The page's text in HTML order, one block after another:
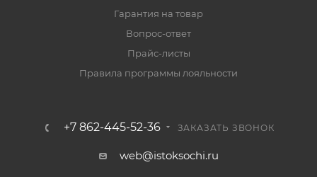
Гарантия на товар
Вопрос-ответ
Прайс-листы
Правила программы лояльности
+7 862-445-52-36 ЗАКАЗАТЬ ЗВОНОК
web@istoksochi.ru